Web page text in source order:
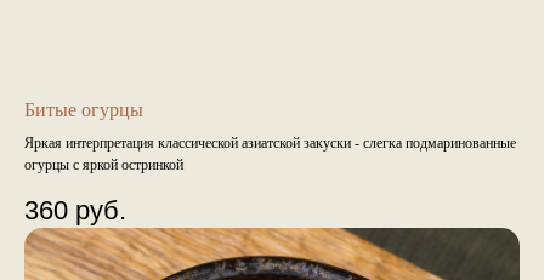
Битые огурцы
Яркая интерпретация классической азиатской закуски - слегка подмаринованные
огурцы с яркой остринкой
360 руб.